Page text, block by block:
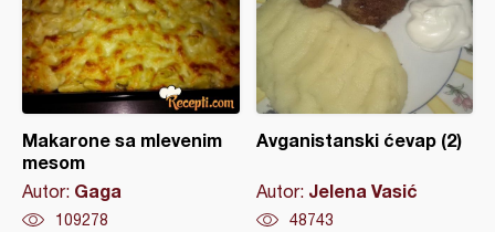
Makarone sa mlevenim
mesom
Autor: Gaga
109278
Avganistanski ćevap (2)
Autor: Jelena Vasić
48743